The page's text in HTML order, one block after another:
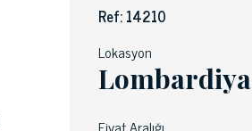
Ref: 14210
Lokasyon
Lombardiya